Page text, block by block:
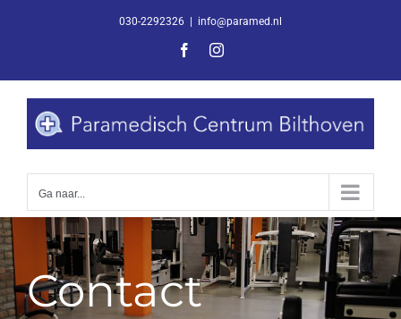
030-2292326 info@paramed.nl
FacebookInstagram
Ga naar...
Contact